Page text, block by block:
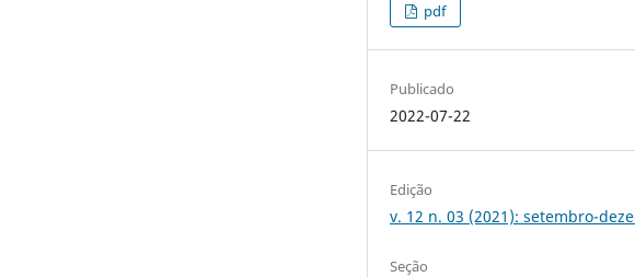
pdf
Publicado
2022-07-22
Edição
v. 12 n. 03 (2021): setembro-
Seção